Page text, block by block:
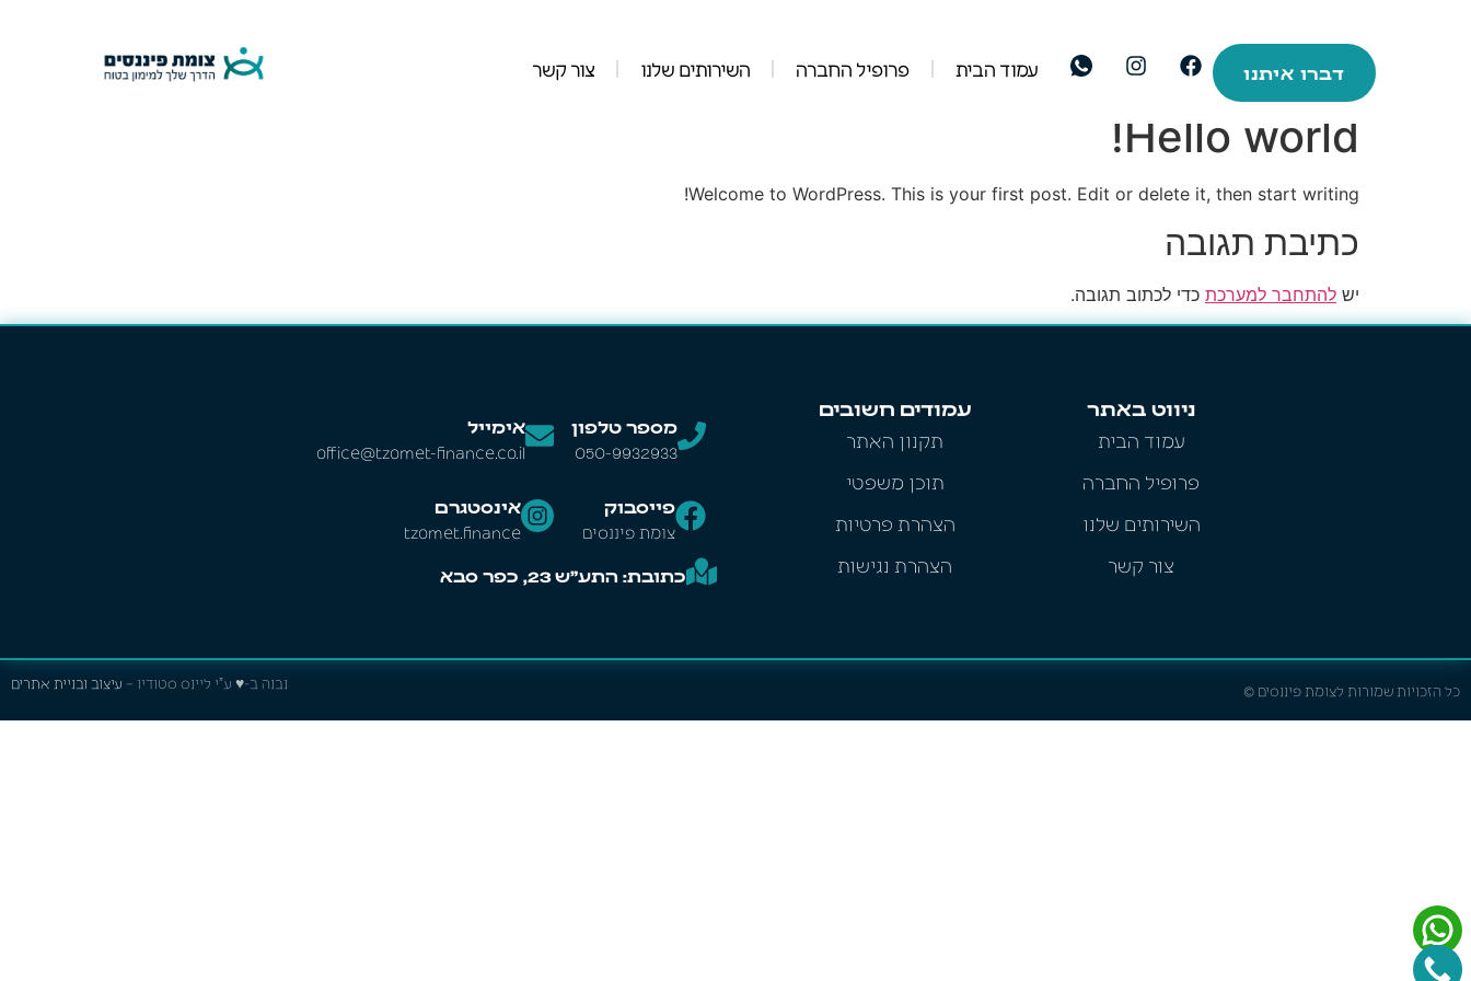
דברו איתנו עמוד הבית פרופיל החברה השירותים שלנו צור קשר
Hello world!
Welcome to WordPress. This is your first post. Edit or delete it, then start writing!
כתיבת תגובה
יש להתחבר למערכת כדי לכתוב תגובה.
ניווט באתר
עמוד הבית
פרופיל החברה
השירותים שלנו
צור קשר
עמודים חשובים
תקנון האתר
תוכן משפטי
הצהרת פרטיות
הצהרת נגישות
מספר טלפון
050-9932933
אימייל
office@tzomet-finance.co.il
פייסבוק
צומת פיננסים
אינסטגרם
tzomet.finance
כתובת: התע"ש 23, כפר סבא
כל הזכויות שמורות לצומת פיננסים © נבנה ב-♥ ע"י ליינס סטודיו – עיצוב ובניית אתרים